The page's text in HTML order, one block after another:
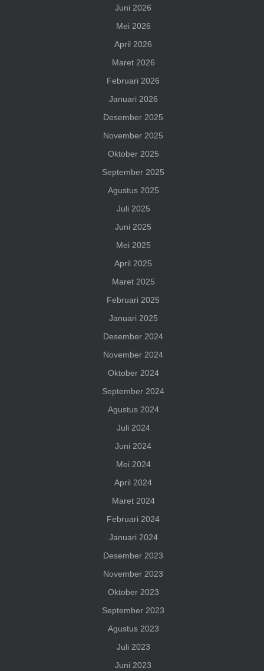
Juni 2026
Mei 2026
April 2026
Maret 2026
Februari 2026
Januari 2026
Desember 2025
November 2025
Oktober 2025
September 2025
Agustus 2025
Juli 2025
Juni 2025
Mei 2025
April 2025
Maret 2025
Februari 2025
Januari 2025
Desember 2024
November 2024
Oktober 2024
September 2024
Agustus 2024
Juli 2024
Juni 2024
Mei 2024
April 2024
Maret 2024
Februari 2024
Januari 2024
Desember 2023
November 2023
Oktober 2023
September 2023
Agustus 2023
Juli 2023
Juni 2023